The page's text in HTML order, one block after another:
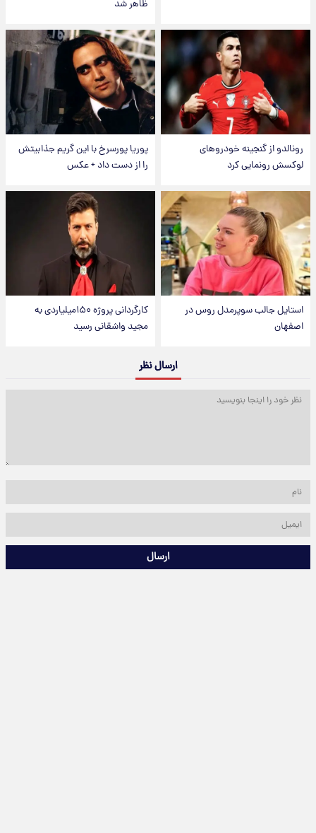
ظاهر شد
رونالدو از گنجینه خودروهای
لوکسش رونمایی کرد
پوریا پورسرخ با این گریم جذابیتش
را از دست داد + عکس
استایل جالب سوپرمدل روس در
اصفهان
کارگردانی پروژه ۱۵۰میلیاردی به
مجید واشقانی رسید
ارسال نظر
ارسال